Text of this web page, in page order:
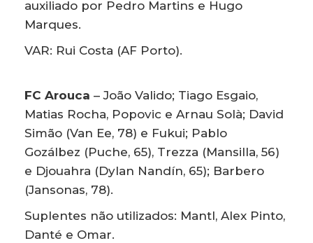
auxiliado por Pedro Martins e Hugo
Marques.
VAR: Rui Costa (AF Porto).
FC Arouca – João Valido; Tiago Esgaio,
Matias Rocha, Popovic e Arnau Solà; David
Simão (Van Ee, 78) e Fukui; Pablo
Gozálbez (Puche, 65), Trezza (Mansilla, 56)
e Djouahra (Dylan Nandín, 65); Barbero
(Jansonas, 78).
Suplentes não utilizados: Mantl, Alex Pinto,
Danté e Omar.